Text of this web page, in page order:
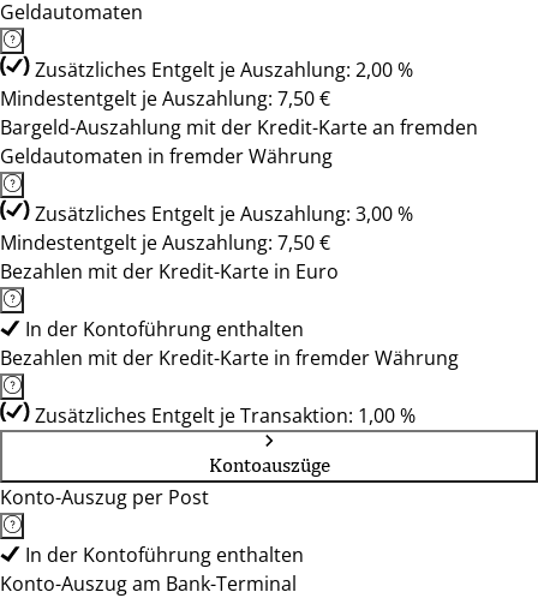
Geldautomaten
Zusätzliches Entgelt je Auszahlung: 2,00 %
Mindestentgelt je Auszahlung: 7,50 €
Bargeld-Auszahlung mit der Kredit-Karte an fremden
Geldautomaten in fremder Währung
Zusätzliches Entgelt je Auszahlung: 3,00 %
Mindestentgelt je Auszahlung: 7,50 €
Bezahlen mit der Kredit-Karte in Euro
In der Kontoführung enthalten
Bezahlen mit der Kredit-Karte in fremder Währung
Zusätzliches Entgelt je Transaktion: 1,00 %
Kontoauszüge
Konto-Auszug per Post
In der Kontoführung enthalten
Konto-Auszug am Bank-Terminal